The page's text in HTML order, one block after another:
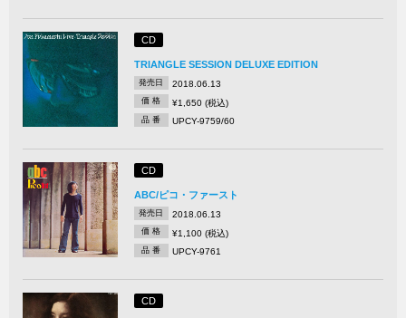
CD
TRIANGLE SESSION DELUXE EDITION
発売日 2018.06.13
価 格 ¥1,650 (税込)
品 番 UPCY-9759/60
CD
ABC/ピコ・ファースト
発売日 2018.06.13
価 格 ¥1,100 (税込)
品 番 UPCY-9761
CD